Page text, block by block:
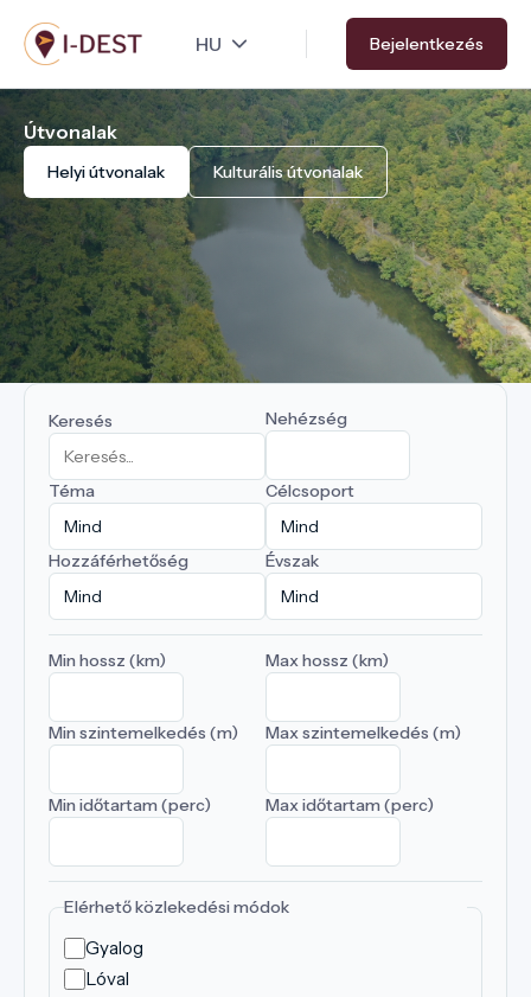
Ugrás
a
tartalomra
Bejelentkezés
Útvonalak
Helyi útvonalak Kulturális útvonalak
Keresés Nehézség
Téma Célcsoport
Hozzáférhetőség Évszak
Min hossz (km) Max hossz (km)
Min szintemelkedés (m) Max szintemelkedés (m)
Min időtartam (perc) Max időtartam (perc)
Elérhető közlekedési módok
Gyalog
Lóval